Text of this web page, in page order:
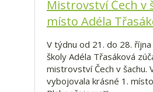
Mistrovství Čech v
místo Adéla
V týdnu od 21. do 28. října
školy Adéla Třasáková
mistrovství Čech v šachu.
vybojovala krásné 1.